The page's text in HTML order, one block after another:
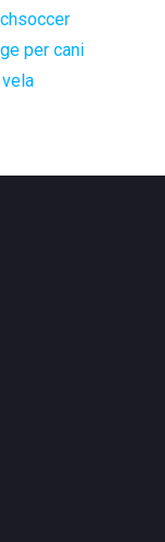
per cani